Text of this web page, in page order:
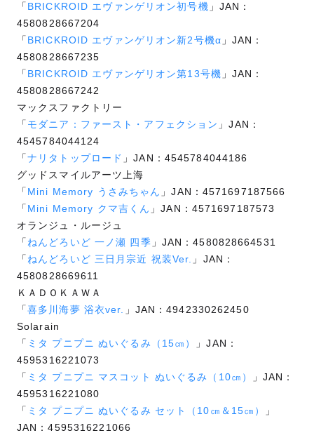
「 BRICKROID エヴァンゲリオン初号機 」JAN：
4580828667204
「 BRICKROID エヴァンゲリオン新2号機α 」JAN：
4580828667235
「 BRICKROID エヴァンゲリオン第13号機 」JAN：
4580828667242
マックスファクトリー
「 モダニア：ファースト・アフェクション 」JAN：
4545784044124
「ナリタトップロード 」JAN：4545784044186
グッドスマイルアーツ上海
「 Mini Memory うさみちゃん 」JAN：4571697187566
「 Mini Memory クマ吉くん 」JAN：4571697187573
オランジュ・ルージュ
「 ねんどろいど 一ノ瀬 四季 」JAN：4580828664531
「 ねんどろいど 三日月宗近 祝装Ver.
」JAN：
4580828669611
ＫＡＤＯＫＡＷＡ
「喜多川海夢 浴衣ver.
」JAN：4942330262450
Solarain
「 ミタ プニプニ ぬいぐるみ（15㎝）
」JAN：
4595316221073
「 ミタ プニプニ マスコット ぬいぐるみ（10㎝）
」JAN：
4595316221080
「 ミタ プニプニ ぬいぐるみ セット（10㎝＆15㎝）
」
JAN：4595316221066